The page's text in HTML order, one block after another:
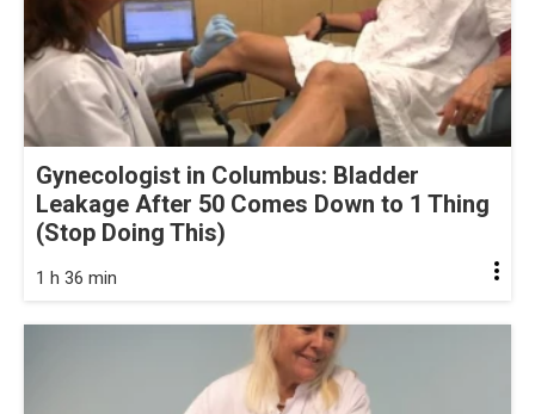
Gynecologist in Columbus: Bladder
Leakage After 50 Comes Down to 1 Thing
(Stop Doing This)
1 h 36 min